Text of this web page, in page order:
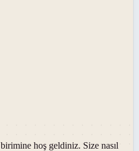
birimine hoş geldiniz. Size nasıl